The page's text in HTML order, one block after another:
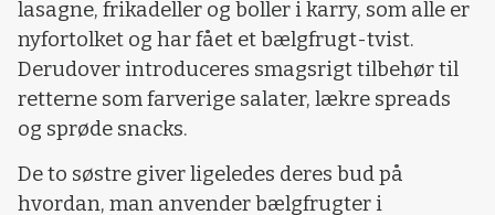
lasagne, frikadeller og boller i karry, som alle er
nyfortolket og har fået et bælgfrugt-tvist.
Derudover introduceres smagsrigt tilbehør til
retterne som farverige salater, lækre spreads
og sprøde snacks.
De to søstre giver ligeledes deres bud på
hvordan, man anvender bælgfrugter i